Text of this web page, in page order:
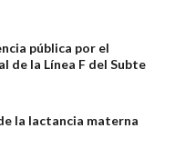
pública por el
de la Línea F del Subte
la lactancia materna